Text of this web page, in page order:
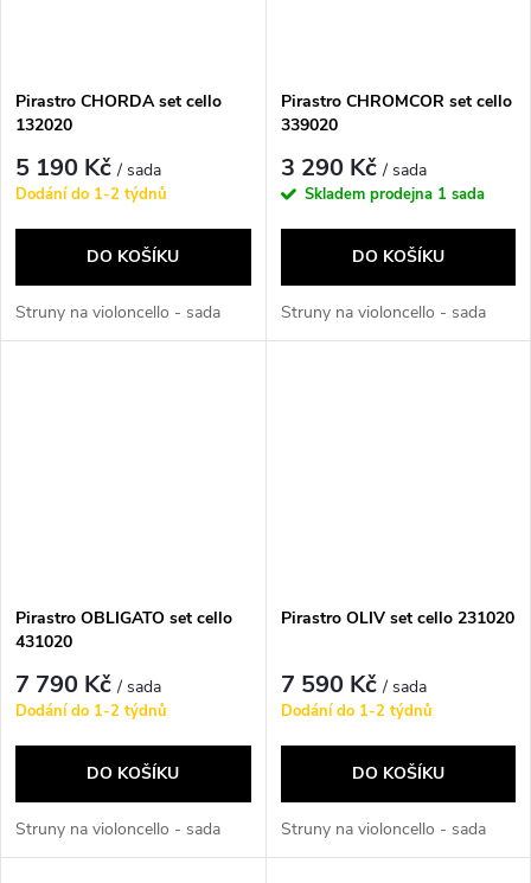
Pirastro CHORDA set cello
132020
5 190 Kč/ sada
Dodání do 1-2 týdnů
DO KOŠÍKU
Struny na violoncello - sada
Pirastro CHROMCOR set cello
339020
3 290 Kč/ sada
Skladem prodejna 1 sada
DO KOŠÍKU
Struny na violoncello - sada
Pirastro OBLIGATO set cello
431020
7 790 Kč/ sada
Dodání do 1-2 týdnů
DO KOŠÍKU
Struny na violoncello - sada
Pirastro OLIV set cello 231020
7 590 Kč/ sada
Dodání do 1-2 týdnů
DO KOŠÍKU
Struny na violoncello - sada